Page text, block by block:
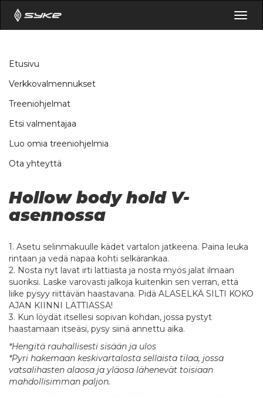
Etusivu
Verkkovalmennukset
Treeniohjelmat
Etsi valmentajaa
Luo omia treeniohjelmia
Ota yhteyttä
Hollow body hold V-
asennossa
1. Asetu selinmakuulle kädet vartalon jatkeena. Paina leuka
rintaan ja vedä napaa kohti selkärankaa.
2. Nosta nyt lavat irti lattiasta ja nosta myös jalat ilmaan
suoriksi. Laske varovasti jalkoja kuitenkin sen verran, että
liike pysyy riittävän haastavana. Pidä ALASELKÄ SILTI KOKO
AJAN KIINNI LATTIASSA!
3. Kun löydät itsellesi sopivan kohdan, jossa pystyt
haastamaan itseäsi, pysy siinä annettu aika.
*Hengitä rauhallisesti sisään ja ulos
*Pyri hakemaan keskivartalosta sellaista tilaa, jossa
vatsalihasten alaosa ja yläosa lähenevät toisiaan
mahdollisimman paljon.